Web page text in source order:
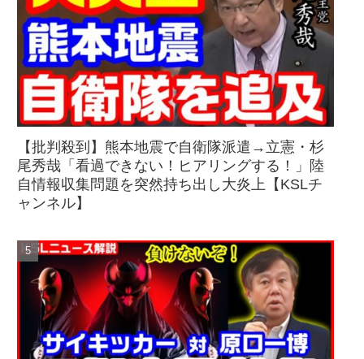
【批判殺到】熊本地震で自衛隊派遣→立憲・杉
尾秀哉「看過できない！ヒアリングする！」陸
自情報収集問題を突然持ち出し大炎上【KSLチ
ャンネル】